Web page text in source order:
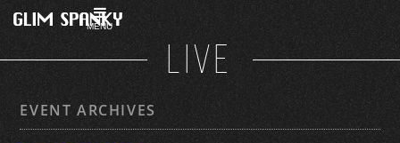
MENU
LIVE
EVENT ARCHIVES